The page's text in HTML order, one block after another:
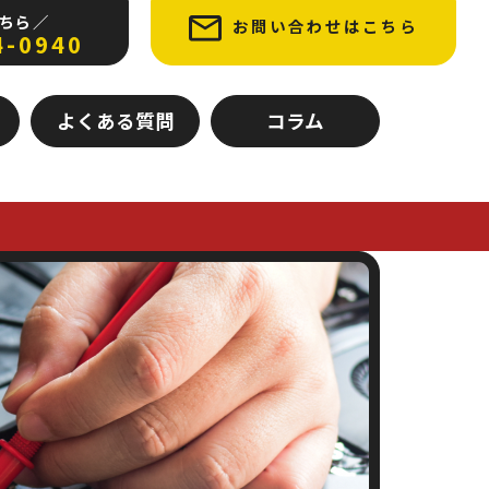
ら ／
0940
お問い合わせはこちら
よくある質問 コラム